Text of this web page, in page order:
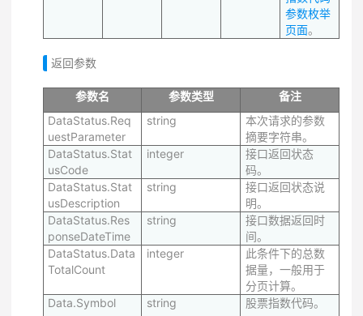
参数枚举
页面。
返回参数
参数名 参数类型
备注
DataStatus.Req
uestParameter
string
本次请求的参数
摘要字符串。
DataStatus.Stat
usCode
integer
接口返回状态
码。
DataStatus.Stat
usDescription
string
接口返回状态说
明。
DataStatus.Res
ponseDateTime
string
接口数据返回时
间。
DataStatus.Data
TotalCount
integer
此条件下的总数
据量，一般用于
分页计算。
Data.Symbol
string
股票指数代码。